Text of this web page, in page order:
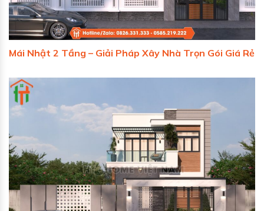
Mái Nhật 2 Tầng – Giải Pháp Xây Nhà Trọn Gói Giá Rẻ